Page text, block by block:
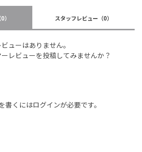
（0） スタッフレビュー （0）
ビューはありません。
レビューを投稿してみませんか？
書くにはログインが必要です。